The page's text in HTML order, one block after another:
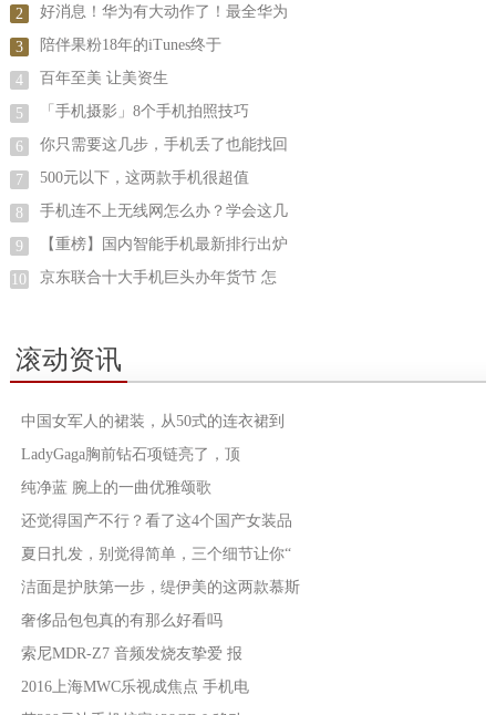
2 好消息！华为有大动作了！最全华为
3 陪伴果粉18年的iTunes终于
4 百年至美 让美资生
5 「手机摄影」8个手机拍照技巧
6 你只需要这几步，手机丢了也能找回
7 500元以下，这两款手机很超值
8 手机连不上无线网怎么办？学会这几
9 【重榜】国内智能手机最新排行出炉
10 京东联合十大手机巨头办年货节 怎
滚动资讯
中国女军人的裙装，从50式的连衣裙到
LadyGaga胸前钻石项链亮了，顶
纯净蓝 腕上的一曲优雅颂歌
还觉得国产不行？看了这4个国产女装品
夏日扎发，别觉得简单，三个细节让你“
洁面是护肤第一步，缇伊美的这两款慕斯
奢侈品包包真的有那么好看吗
索尼MDR-Z7 音频发烧友挚爱 报
2016上海MWC乐视成焦点 手机电